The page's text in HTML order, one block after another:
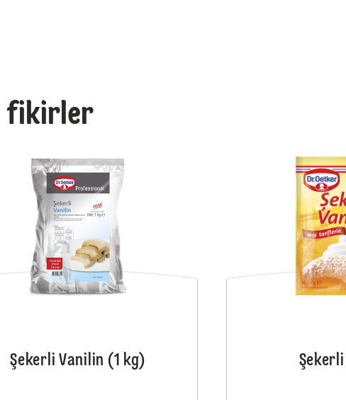
fikirler
Hamur Kabartma Tozu
Şekerli Vanilin (1 kg)